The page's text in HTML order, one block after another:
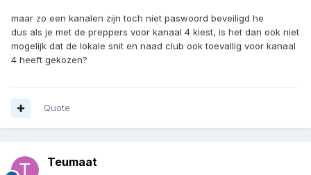
maar zo een kanalen zijn toch niet paswoord beveiligd he
dus als je met de preppers voor kanaal 4 kiest, is het dan ook niet
mogelijk dat de lokale snit en naad club ook toevallig voor kanaal
4 heeft gekozen?
Quote
Teumaat